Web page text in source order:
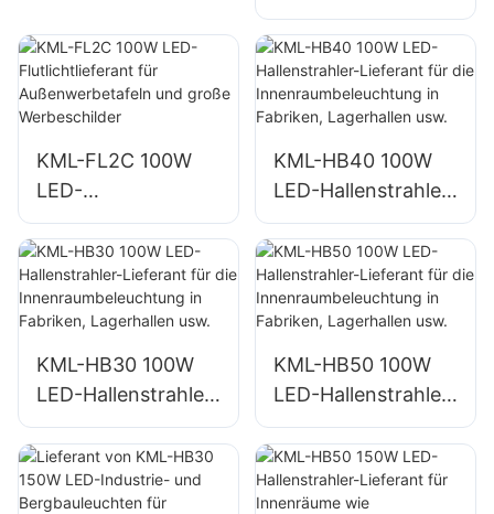
Dockbeleuchtung
Flutlichtlieferant für
Außenwerbetafeln
und große
Werbeschilder
KML-FL2C 100W
LED-
Flutlichtlieferant für
Außenwerbetafeln
und große
Werbeschilder
KML-HB40 100W
LED-Hallenstrahler-
Lieferant für die
Innenraumbeleucht
ung in Fabriken,
Lagerhallen usw.
KML-HB30 100W
LED-Hallenstrahler-
Lieferant für die
Innenraumbeleucht
ung in Fabriken,
KML-HB50 100W
LED-Hallenstrahler-
Lieferant für die
Innenraumbeleucht
ung in Fabriken,